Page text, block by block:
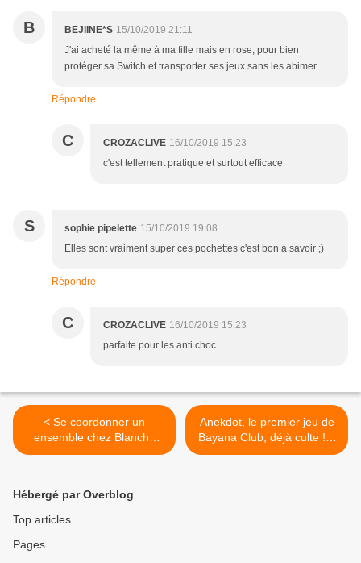
B BEJIINE*S 15/10/2019 21:11
J'ai acheté la même à ma fille mais en rose, pour bien
protéger sa Switch et transporter ses jeux sans les abimer
Répondre
C CROZACLIVE 16/10/2019 15:23
c'est tellement pratique et surtout efficace
S sophie pipelette 15/10/2019 19:08
Elles sont vraiment super ces pochettes c'est bon à savoir ;)
Répondre
C CROZACLIVE 16/10/2019 15:23
parfaite pour les anti choc
< Se coordonner un
ensemble chez Blanche
Porte et Pop Mod
Anekdot, le premier jeu de
Bayana Club, déjà culte !!!!
>
Hébergé par Overblog
Top articles
Pages